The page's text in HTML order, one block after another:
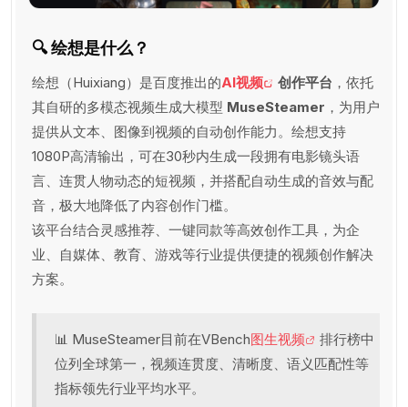
🔍 绘想是什么？
绘想（Huixiang）是百度推出的AI视频 创作平台 ，依托
其自研的多模态视频生成大模型 MuseSteamer ，为用户
提供从文本、图像到视频的自动创作能力。绘想支持
1080P高清输出，可在30秒内生成一段拥有电影镜头语
言、连贯人物动态的短视频，并搭配自动生成的音效与配
音，极大地降低了内容创作门槛。
该平台结合灵感推荐、一键同款等高效创作工具，为企
业、自媒体、教育、游戏等行业提供便捷的视频创作解决
方案。
📊 MuseSteamer目前在VBench图生视频
排行榜中
位列全球第一，视频连贯度、清晰度、语义匹配性等
指标领先行业平均水平。